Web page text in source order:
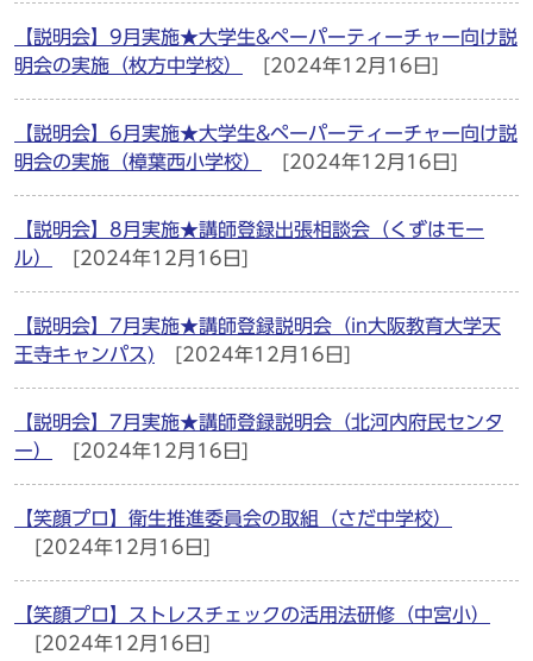
【説明会】9月実施★大学生&ペーパーティーチャー向け説
明会の実施（枚方中学校）
[2024年12月16日]
【説明会】6月実施★大学生&ペーパーティーチャー向け説
明会の実施（樟葉西小学校）
[2024年12月16日]
【説明会】8月実施★講師登録出張相談会（くずはモー
ル）
[2024年12月16日]
【説明会】7月実施★講師登録説明会（in大阪教育大学天
王寺キャンパス)
[2024年12月16日]
【説明会】7月実施★講師登録説明会（北河内府民センタ
ー）
[2024年12月16日]
【笑顔プロ】衛生推進委員会の取組（さだ中学校）
[2024年12月16日]
【笑顔プロ】ストレスチェックの活用法研修（中宮小）
[2024年12月16日]